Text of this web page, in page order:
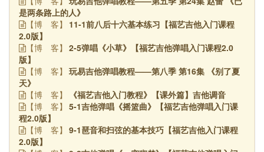
是两条路上的人》
【博 客】
11-1前八后十六基本练习【福艺吉他入门课程
2.0版】
【博 客】
2-5弹唱《小草》【福艺吉他弹唱入门课程2.0
版】
【博 客】
玩易吉他弹唱教程——第八季 第16集 《别了夏
天》
【博 客】 《福艺吉他入门教程》【课外篇】吉他调音
【博 客】
5-1吉他弹唱《摇篮曲》【福艺吉他弹唱入门课
程2.0版】
【博 客】
9-1琶音和扫弦的基本技巧【福艺吉他入门课程
2.0版】